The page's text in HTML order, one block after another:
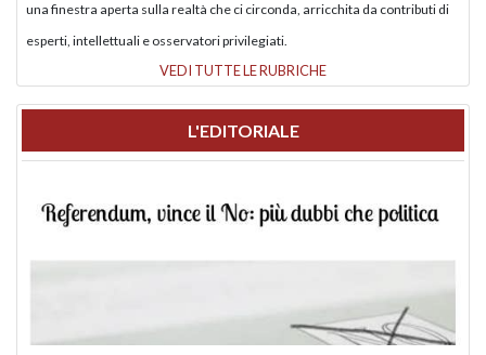
una finestra aperta sulla realtà che ci circonda, arricchita da contributi di
esperti, intellettuali e osservatori privilegiati.
VEDI TUTTE LE RUBRICHE
L'EDITORIALE